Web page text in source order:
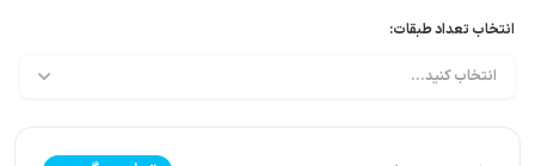
انتخاب تعداد طبقات: